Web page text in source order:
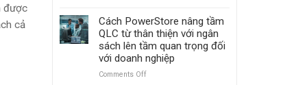
được
cả
PowerMax:
Vượt
mặt
Hitachi
nhanh
đổi
mới
Sức
Cách PowerStore nâng tầm
QLC từ thân thiện với ngân
sách lên tầm quan trọng đối
với doanh nghiệp
Comments Off